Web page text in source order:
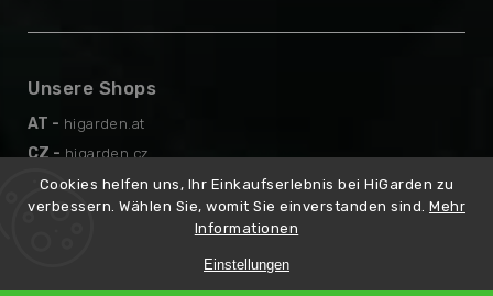
Cookies helfen uns, Ihr Einkaufserlebnis bei HiGarden zu
verbessern. Wählen Sie, womit Sie einverstanden sind. Mehr
Informationen
Einstellungen
Unsere Shops
AT - higarden.at
CZ - higarden.cz
EN - higarden.eu
PL - higarden.pl